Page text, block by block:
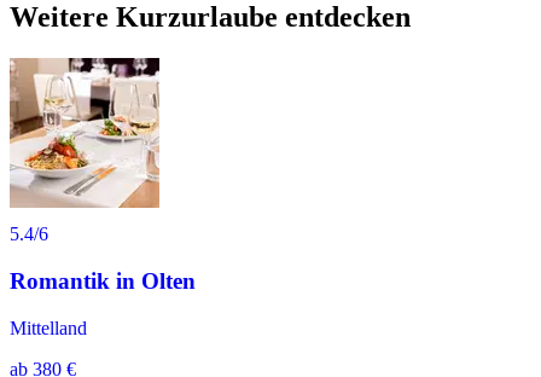
Weitere Kurzurlaube entdecken
5.4/6
Romantik in Olten
Mittelland
ab 380 €